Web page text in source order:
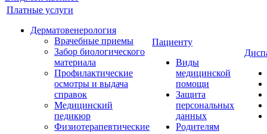
Платные услуги
Дерматовенерология
Врачебные приемы
Забор биологического
материала
Профилактические
осмотры и выдача
справок
Медицинский
педикюр
Физиотерапевтические
Пациенту
Виды
медицинской
помощи
Защита
персональных
данных
Родителям